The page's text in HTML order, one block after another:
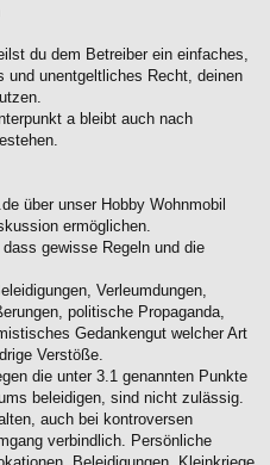
du dem Betreiber ein einfaches,
und unentgeltliches Recht, deinen
a bleibt auch nach
über unser Hobby Wohnmobil
ermöglichen.
gewisse Regeln und die
Verleumdungen,
politische Propaganda,
Gedankengut welcher Art
Verstöße.
die unter 3.1 genannten Punkte
beleidigen, sind nicht zulässig.
auch bei kontroversen
verbindlich. Persönliche